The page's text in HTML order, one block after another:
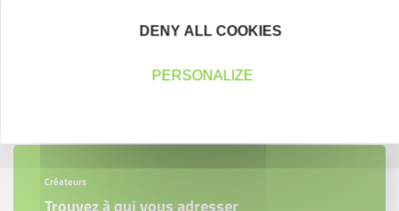
Créateurs
DENY ALL COOKIES
PERSONALIZE